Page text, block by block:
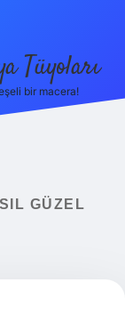
Tüyoları
bir macera!
GÜZEL